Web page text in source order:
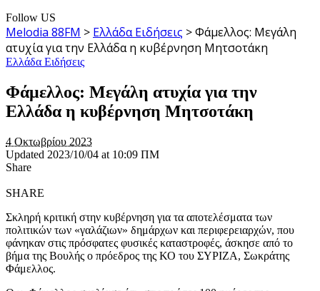
Follow US
Melodia 88FM > Ελλάδα Ειδήσεις >Φάμελλος: Μεγάλη
ατυχία για την Ελλάδα η κυβέρνηση Μητσοτάκη
Ελλάδα Ειδήσεις
Φάμελλος: Μεγάλη ατυχία για την
Ελλάδα η κυβέρνηση Μητσοτάκη
4 Οκτωβρίου 2023
Updated 2023/10/04 at 10:09 ΠΜ
Share
SHARE
Σκληρή κριτική στην κυβέρνηση για τα αποτελέσματα των
πολιτικών των «γαλάζιων» δημάρχων και περιφερειαρχών, που
φάνηκαν στις πρόσφατες φυσικές καταστροφές, άσκησε από το
βήμα της Βουλής ο πρόεδρος της ΚΟ του ΣΥΡΙΖΑ, Σωκράτης
Φάμελλος.